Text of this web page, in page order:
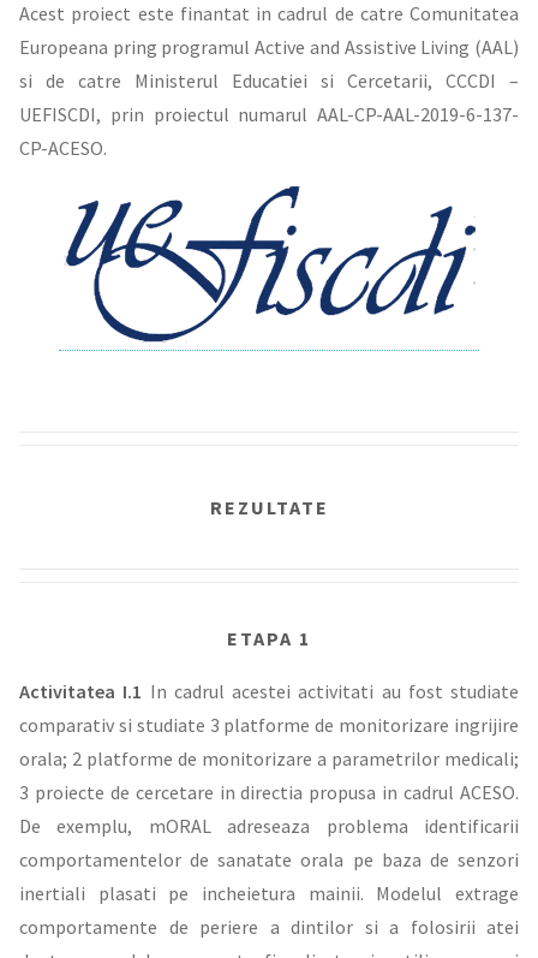
Acest proiect este finantat in cadrul de catre Comunitatea
Europeana pring programul Active and Assistive Living (AAL)
si de catre Ministerul Educatiei si Cercetarii, CCCDI –
UEFISCDI, prin proiectul numarul AAL-CP-AAL-2019-6-137-
CP-ACESO.
REZULTATE
ETAPA 1
Activitatea I.1 In cadrul acestei activitati au fost studiate
comparativ si studiate 3 platforme de monitorizare ingrijire
orala; 2 platforme de monitorizare a parametrilor medicali;
3 proiecte de cercetare in directia propusa in cadrul ACESO.
De exemplu, mORAL adreseaza problema identificarii
comportamentelor de sanatate orala pe baza de senzori
inertiali plasati pe incheietura mainii. Modelul extrage
comportamente de periere a dintilor si a folosirii atei